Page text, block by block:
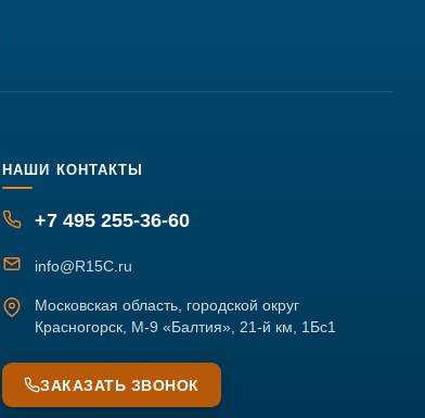
НАШИ КОНТАКТЫ
+7 495 255-36-60
info@R15C.ru
Московская область, городской округ
Красногорск, М-9 «Балтия», 21-й км, 1Бс1
ЗАКАЗАТЬ ЗВОНОК